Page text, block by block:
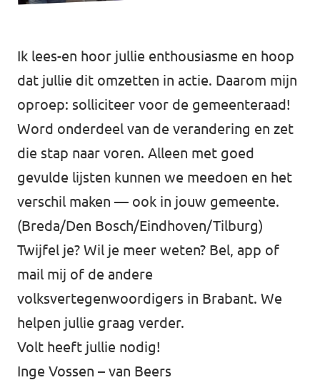
Vacatures
Ik lees-en hoor jullie enthousiasme en hoop
dat jullie dit omzetten in actie. Daarom mijn
oproep: solliciteer voor de gemeenteraad!
Word onderdeel van de verandering en zet
die stap naar voren. Alleen met goed
gevulde lijsten kunnen we meedoen en het
verschil maken — ook in jouw gemeente.
(Breda/Den Bosch/Eindhoven/Tilburg)
Twijfel je? Wil je meer weten? Bel, app of
mail mij of de andere
volksvertegenwoordigers in Brabant. We
helpen jullie graag verder.
Volt heeft jullie nodig!
Inge Vossen – van Beers